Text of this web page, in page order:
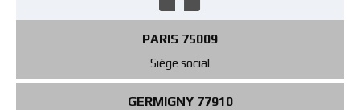
PARIS 75009
Siège social
GERMIGNY 77910